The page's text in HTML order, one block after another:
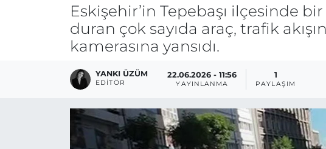
Eskişehir’in Tepebaşı ilçesinde
duran çok sayıda araç, trafik
kamerasına yansıdı.
YANKI ÜZÜM
EDITÖR
22.06.2026 - 11:56
YAYINLANMA
1
PAYLAŞIM